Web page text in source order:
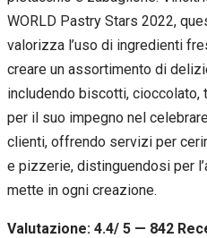
WORLD Pastry Stars 2022,
valorizza l’uso di ingredienti
creare un assortimento di
includendo biscotti, cioccolato,
per il suo impegno nel
clienti, offrendo servizi per
e pizzerie, distinguendosi per
mette in ogni creazione.
Valutazione: 4.4/ 5 — 842 R